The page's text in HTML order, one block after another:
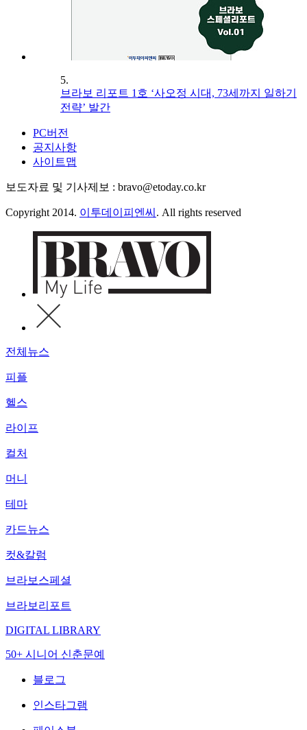
5.
브라보 리포트 1호 ‘사오정 시대, 73세까지 일하기
전략’ 발간
PC버전
공지사항
사이트맵
보도자료 및 기사제보 : bravo@etoday.co.kr
Copyright 2014. 이투데이피엔씨 . All rights reserved
전체뉴스
피플
헬스
라이프
컬처
머니
테마
카드뉴스
컷&칼럼
브라보스페셜
브라보리포트
DIGITAL LIBRARY
50+ 시니어 신춘문예
블로그
인스타그램